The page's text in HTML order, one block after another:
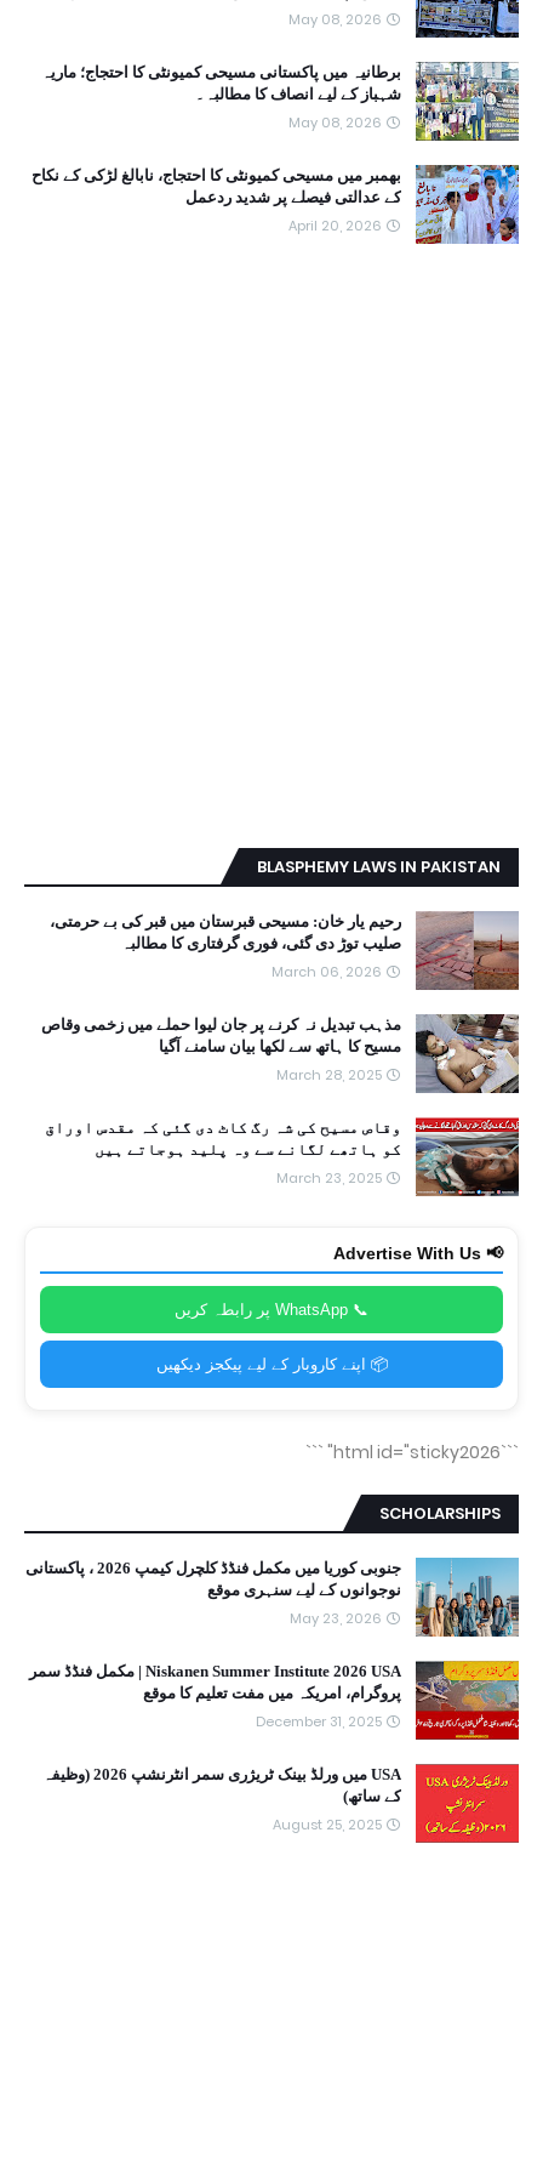
May 08, 2026
برطانیہ میں پاکستانی مسیحی کمیونٹی کا احتجاج؛ ماریہ
شہباز کے لیے انصاف کا مطالبہ۔
May 08, 2026
بھمبر میں مسیحی کمیونٹی کا احتجاج، نابالغ لڑکی کے نکاح
کے عدالتی فیصلے پر شدید ردعمل
April 20, 2026
BLASPHEMY LAWS IN PAKISTAN
رحیم یار خان: مسیحی قبرستان میں قبر کی بے حرمتی،
صلیب توڑ دی گئی، فوری گرفتاری کا مطالبہ
March 06, 2026
مذہب تبدیل نہ کرنے پر جان لیوا حملے میں زخمی وقاص
مسیح کا ہاتھ سے لکھا بیان سامنے آگیا
March 28, 2025
وقاص مسیح کی شہ رگ کاٹ دی گئی کہ مقدس اوراق
کو ہاتھے لگانے سے وہ پلید ہوجاتے ہیں
March 23, 2025
📢 Advertise With Us
📞 WhatsApp پر رابطہ کریں
📦 اپنے کاروبار کے لیے پیکجز دیکھیں
```html id="sticky2026"
```
SCHOLARSHIPS
جنوبی کوریا میں مکمل فنڈڈ کلچرل کیمپ 2026 ، پاکستانی
نوجوانوں کے لیے سنہری موقع
May 23, 2026
Niskanen Summer Institute 2026 USA | مکمل فنڈڈ سمر
پروگرام، امریکہ میں مفت تعلیم کا موقع
December 31, 2025
USA میں ورلڈ بینک ٹریژری سمر انٹرنشپ 2026 (وظیفہ
کے ساتھ)
August 25, 2025